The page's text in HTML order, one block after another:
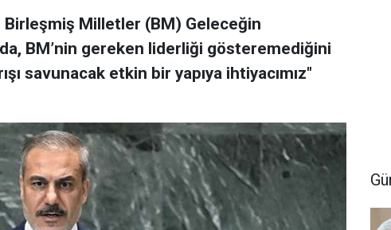
Birleşmiş Milletler (BM) Geleceğin
BM’nin gereken liderliği gösteremediğini
savunacak etkin bir yapıya ihtiyacımız"